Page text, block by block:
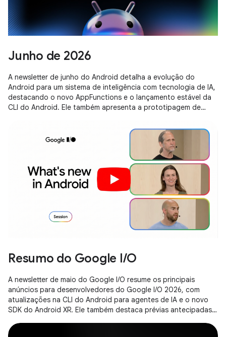
Junho de 2026
A newsletter de junho do Android detalha a evolução do
Android para um sistema de inteligência com tecnologia de IA,
destacando o novo AppFunctions e o lançamento estável da
CLI do Android. Ele também apresenta a prototipagem de
estratégias de otimização de memória para o Android 17.
Resumo do Google I/O
A newsletter de maio do Google I/O resume os principais
anúncios para desenvolvedores do Google I/O 2026, com
atualizações na CLI do Android para agentes de IA e o novo
SDK do Android XR. Ele também destaca prévias antecipadas
serão lançados no Android 17.